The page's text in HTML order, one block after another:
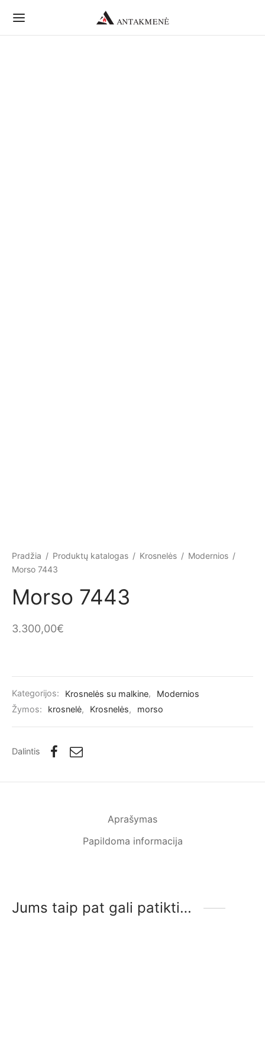
Pradžia / Produktų katalogas / Krosnelės / Modernios /
Morso 7443
Morso 7443
3.300,00€
Kategorijos: Krosnelės su malkine,
Modernios
Žymos:
krosnelė, Krosnelės, morso
Dalintis
Aprašymas
Papildoma informacija
Jums taip pat gali patikti…